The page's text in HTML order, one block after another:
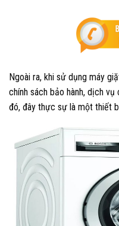
Ngoài ra, khi sử dụng máy
chính sách bảo hành, dịch
đó, đây thực sự là một thiết